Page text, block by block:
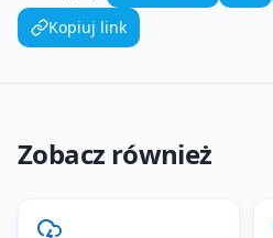
Kopiuj link
Zobacz również